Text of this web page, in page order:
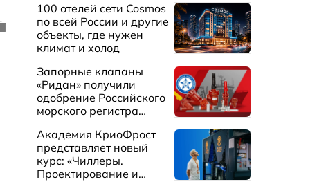
100 отелей сети Cosmos
по всей России и другие
объекты, где нужен
климат и холод
Запорные клапаны
«Ридан» получили
одобрение Российского
морского регистра
Академия КриоФрост
представляет новый
курс: «Чиллеры.
Проектирование и